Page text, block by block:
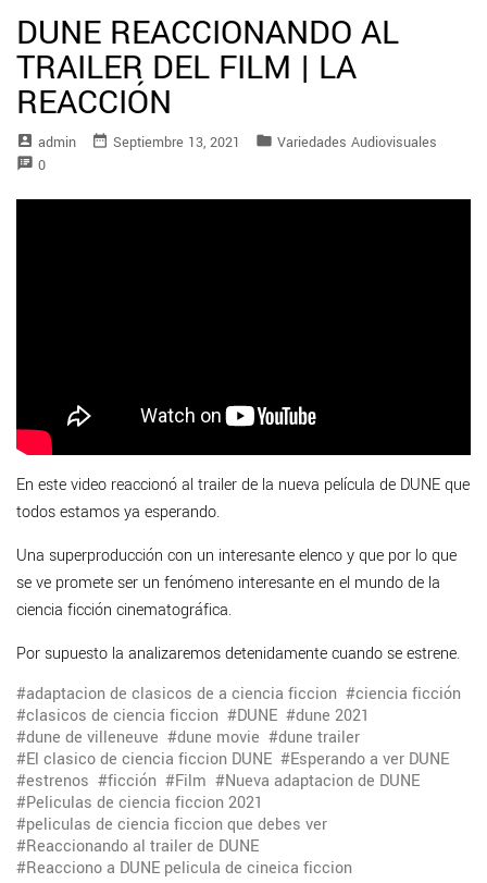
DUNE REACCIONANDO AL
TRAILER DEL FILM | LA
REACCIÓN
account_box Admin date_range Septiembre 13, 2021 folder Variedades Audiovisuales
speaker_notes 0
En este video reaccionó al trailer de la nueva película de DUNE que
todos estamos ya esperando.
Una superproducción con un interesante elenco y que por lo que
se ve promete ser un fenómeno interesante en el mundo de la
ciencia ficción cinematográfica.
Por supuesto la analizaremos detenidamente cuando se estrene.
adaptacion de clasicos de a ciencia ficcion
ciencia ficción
clasicos de ciencia ficcion
DUNE
dune 2021
dune de villeneuve
dune movie
dune trailer
El clasico de ciencia ficcion DUNE
Esperando a ver DUNE
estrenos
ficción Film
Nueva adaptacion de DUNE
Peliculas de ciencia ficcion 2021
peliculas de ciencia ficcion que debes ver
Reaccionando al trailer de DUNE
Reacciono a DUNE pelicula de cineica ficcion